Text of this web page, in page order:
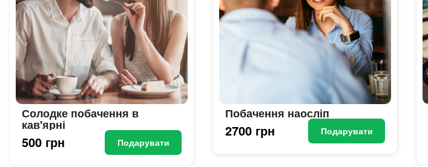
Солодке побачення в
кав'ярні
500 грн Подарувати
Побачення наосліп
2700 грн Подарувати